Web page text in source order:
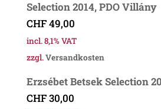
Selection 2014, PDO Villány
CHF49,00
incl. 8,1% VAT
zzgl.Versandkosten
Erzsébet Betsek Selection
CHF30,00